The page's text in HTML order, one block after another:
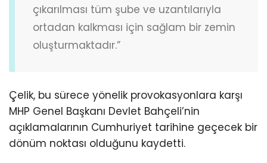
çıkarılması tüm şube ve uzantılarıyla
ortadan kalkması için sağlam bir zemin
oluşturmaktadır.”
Çelik, bu sürece yönelik provokasyonlara karşı
MHP Genel Başkanı Devlet Bahçeli’nin
açıklamalarının Cumhuriyet tarihine geçecek bir
dönüm noktası olduğunu kaydetti.